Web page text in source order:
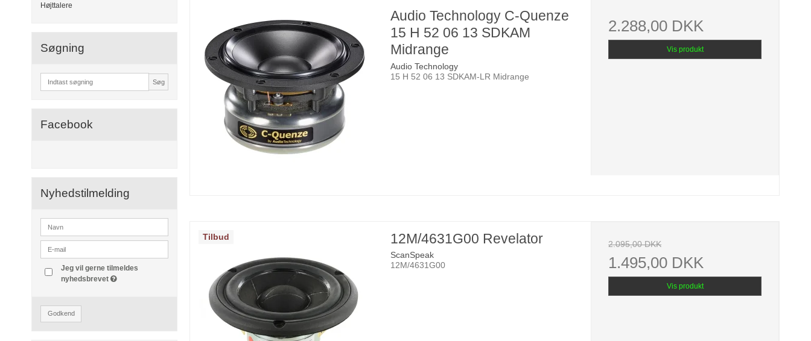
Højttalere
Søgning
Søg
Facebook
Nyhedstilmelding
Jeg vil gerne tilmeldes
nyhedsbrevet
Godkend
Audio Technology C-Quenze
15 H 52 06 13 SDKAM
Midrange
Audio Technology
15 H 52 06 13 SDKAM-LR Midrange
2.288,00 DKK
Vis produkt
Tilbud 12M/4631G00 Revelator
ScanSpeak
12M/4631G00
2.095,00 DKK
1.495,00 DKK
Vis produkt